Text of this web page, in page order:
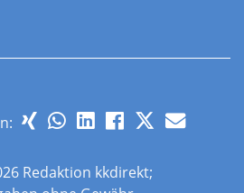
Redaktion kkdirekt;